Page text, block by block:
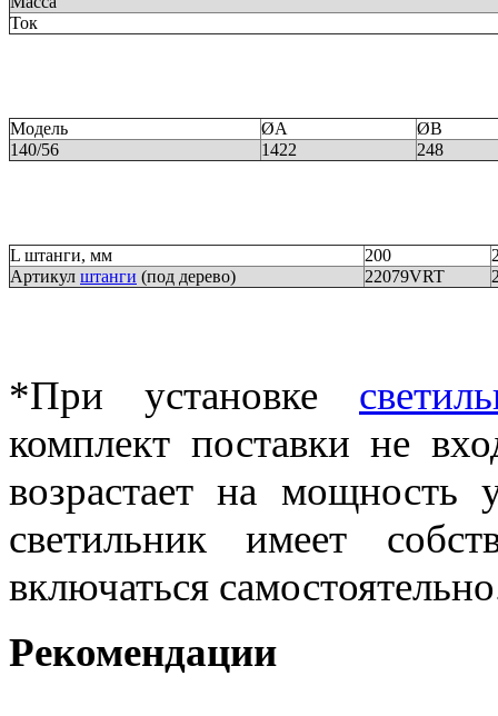
Ток
Модель ØA
ØB
140/56
1422 248
L штанги, мм 200
Артикул штанги (под дерево) 22079VRT
*При установке
комплект поставки не
возрастает на мощность
светильник имеет
включаться
Рекомендации